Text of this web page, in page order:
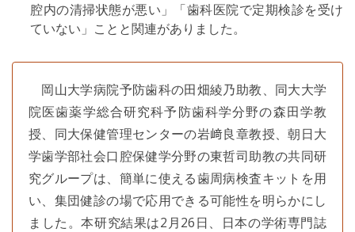
腔内の清掃状態が悪い」「歯科医院で定期検診を受け
ていない」ことと関連がありました。
岡山大学病院予防歯科の田畑綾乃助教、同大大学
院医歯薬学総合研究科予防歯科学分野の森田学教
授、同大保健管理センターの岩﨑良章教授、朝日大
学歯学部社会口腔保健学分野の東哲司助教の共同研
究グループは、簡単に使える歯周病検査キットを用
い、集団健診の場で応用できる可能性を明らかにし
ました。本研究結果は2月26日、日本の学術専門誌